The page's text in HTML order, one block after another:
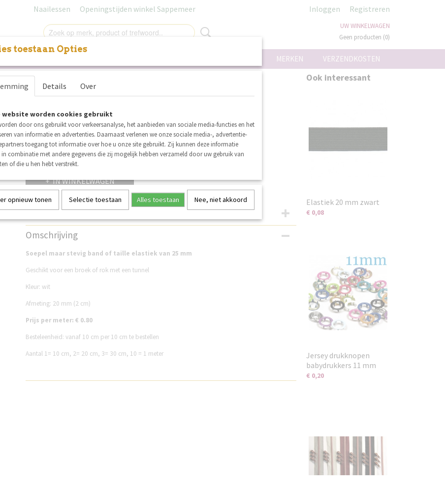
Naailessen Openingstijden winkel Sappemeer Inloggen Registreren
UW WINKELWAGEN
Geen producten (0)
VERZENDKOSTEN
MERKEN
Elastiek 20 mm wit
€ 0,08
✓Op voorraad
Aantal
IN WINKELWAGEN
Specificaties
Productcode
Omschrijving
Soepel maar stevig band of taille elastiek van 25 mm
Geschikt voor een broek of rok met een tunnel
Kleur: wit
Afmeting: 20 mm (2 cm)
Prijs per meter: € 0.80
Besteleenheid: vanaf 10 cm per 10 cm te bestellen
Aantal 1= 10 cm, 2= 20 cm, 3= 30 cm, 10 = 1 meter
Ook interessant
Elastiek 20 mm zwart
€ 0,08
Jersey drukknopen
babydrukkers 11 mm
€ 0,20
toestaan Opties
Details Over
website worden cookies gebruikt
door ons gebruikt voor verkeersanalyse, het aanbieden van sociale media-functies en het
van informatie en advertenties. Daarnaast verlenen we onze sociale media-, advertentie-
toegang tot informatie over hoe u onze site gebruikt. Zij kunnen deze informatie
in combinatie met andere gegevens die zij mogelijk hebben verzameld door uw gebruik van
of die u hen hebt verstrekt.
opnieuw tonen Selectie toestaan Alles toestaan Nee, niet akkoord